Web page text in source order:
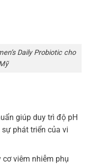
Daily Probiotic cho
giúp duy trì độ pH
phát triển của vi
viêm nhiễm phụ